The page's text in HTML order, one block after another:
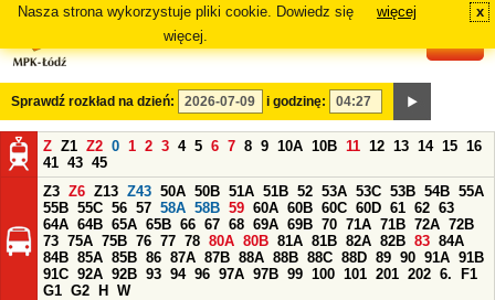
Nasza strona wykorzystuje pliki cookie. Dowiedz się
więcej.
więcej x
Sprawdź rozkład na dzień: i godzinę:
Z Z1 Z2 0 1 2 3 4 5 6 7 8 9 10A 10B 11 12 13 14 15 16
41 43 45
Z3 Z6 Z13 Z43 50A 50B 51A 51B 52 53A 53C 53B 54B 55A
55B 55C 56 57 58A 58B 59 60A 60B 60C 60D 61 62 63
64A 64B 65A 65B 66 67 68 69A 69B 70 71A 71B 72A 72B
73 75A 75B 76 77 78 80A 80B 81A 81B 82A 82B 83 84A
84B 85A 85B 86 87A 87B 88A 88B 88C 88D 89 90 91A 91B
91C 92A 92B 93 94 96 97A 97B 99 100 101 201 202 6.
F1
G1 G2 H
W